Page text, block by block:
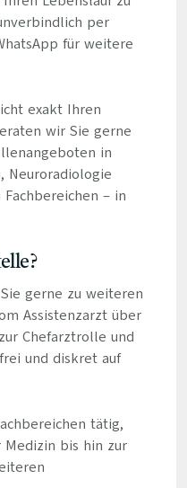
per
für weitere
exakt Ihren
wir Sie gerne
in
Neuroradiologie
– in
gerne zu weiteren
Assistenzarzt über
Chefarztrolle und
und diskret auf
tätig,
bis hin zur